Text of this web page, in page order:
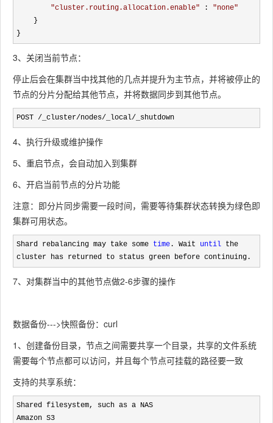
"cluster.routing.allocation.enable" : "none"
}
3、关闭当前节点：
停止后会在集群当中找其他的几点并提升为主节点，并将被停止的
节点的分片分配给其他节点，并将数据同步到其他节点。
POST /_cluster/nodes/_local/_shutdown
4、执行升级或维护操作
5、重启节点，会自动加入到集群
6、开启当前节点的分片功能
注意：即分片同步需要一段时间，需要等待集群状态转换为绿色即
集群可用状态。
Shard rebalancing may take some time . Wait until the
cluster has returned to status green before continuing.
7、对集群当中的其他节点做2-6步骤的操作
数据备份--->快照备份：curl
1、创建备份目录，节点之间需要共享一个目录，共享的文件系统
需要每个节点都可以访问，并且每个节点可挂载的路径要一致
支持的共享系统：
Shared filesystem, such as a NAS
Amazon S3